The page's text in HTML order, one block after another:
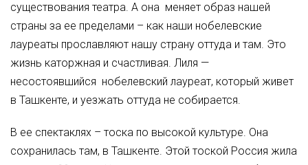
существования театра. А она меняет образ нашей
страны за ее пределами – как наши нобелевские
лауреаты прославляют нашу страну оттуда и там. Это
жизнь каторжная и счастливая. Лиля —
несостоявшийся нобелевский лауреат, который живет
в Ташкенте, и уезжать оттуда не собирается.
В ее спектаклях – тоска по высокой культуре. Она
сохранилась там, в Ташкенте. Этой тоской Россия жила